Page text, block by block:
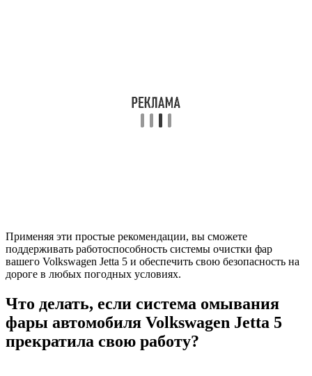
Применяя эти простые рекомендации, вы сможете
поддерживать работоспособность системы очистки фар
вашего Volkswagen Jetta 5 и обеспечить свою безопасность на
дороге в любых погодных условиях.
Что делать, если система омывания
фары автомобиля Volkswagen Jetta 5
прекратила свою работу?